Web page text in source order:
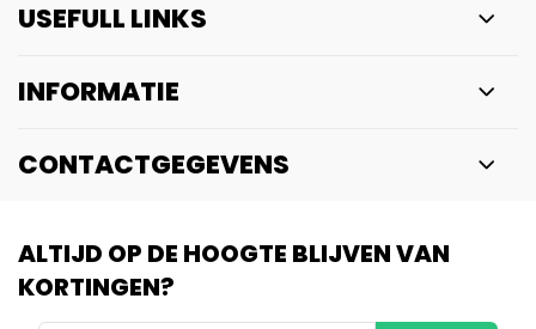
USEFULL LINKS
INFORMATIE
CONTACTGEGEVENS
ALTIJD OP DE HOOGTE BLIJVEN VAN
KORTINGEN?